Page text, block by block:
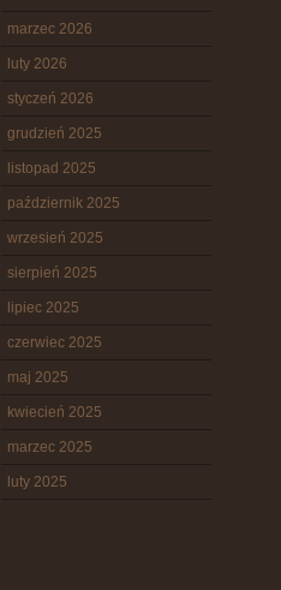
marzec 2026
luty 2026
styczeń 2026
grudzień 2025
listopad 2025
październik 2025
wrzesień 2025
sierpień 2025
lipiec 2025
czerwiec 2025
maj 2025
kwiecień 2025
marzec 2025
luty 2025